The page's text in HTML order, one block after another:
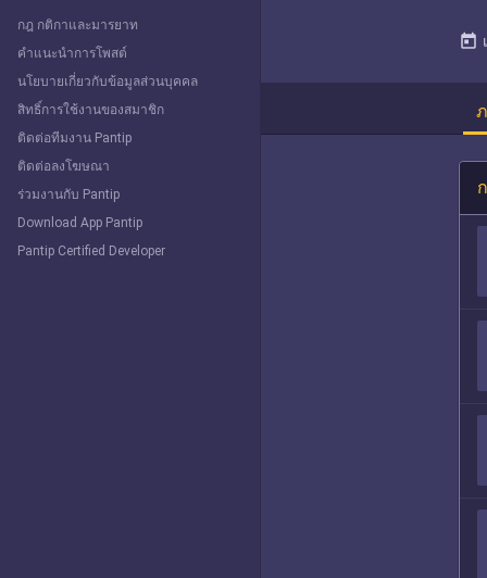
today
Explore
กฎ กติกาและมารยาท
คำแนะนำการโพสต์
นโยบายเกี่ยวกับข้อมูลส่วนบุคคล
สิทธิ์การใช้งานของสมาชิก
ติดต่อทีมงาน Pantip
ติดต่อลงโฆษณา
ร่วมงานกับ Pantip
Download App Pantip
Pantip Certified Developer